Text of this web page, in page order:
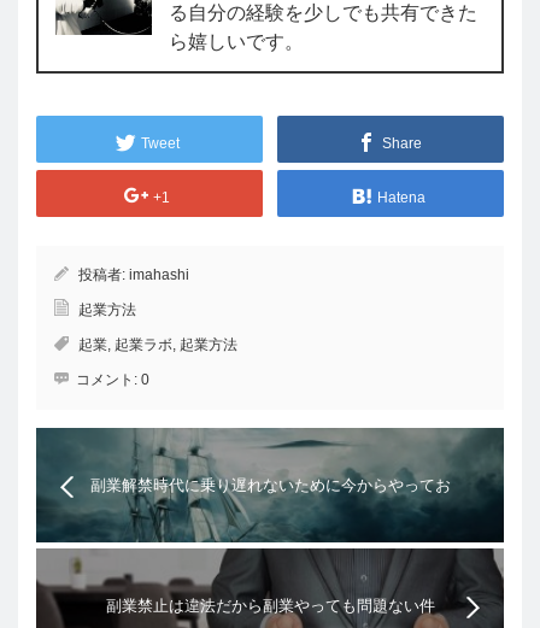
る自分の経験を少しでも共有できた
ら嬉しいです。
Tweet Share
+1 Hatena
投稿者: imahashi
起業方法
起業, 起業ラボ, 起業方法
コメント: 0
副業解禁時代に乗り遅れないために今からやってお
くと良い5個のコト
副業禁止は違法だから副業やっても問題ない件